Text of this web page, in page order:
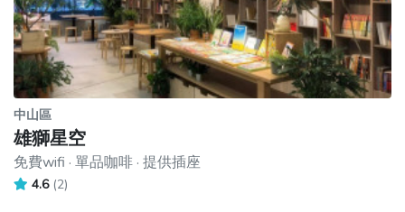
中山區
雄獅星空
免費wifi · 單品咖啡 · 提供插座
4.6 (2)